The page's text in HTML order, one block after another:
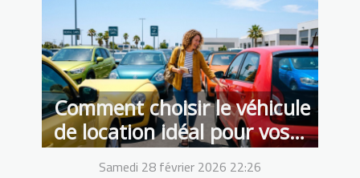
Comment choisir le véhicule
de location idéal pour vos
vacances ?
Samedi 28 février 2026 22:26